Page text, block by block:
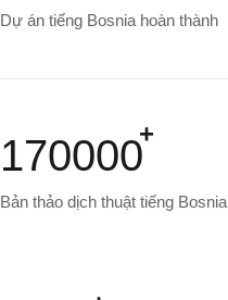
Dự án tiếng Bosnia hoàn thành
170000
Bản thảo dịch thuật tiếng Bosnia